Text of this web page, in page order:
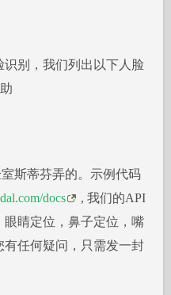
别，我们列出以下人脸
室斯蒂芬弄的。示例代码
docs
, 我们的API
睛定位，鼻子定位，嘴
有任何疑问，只需发一封